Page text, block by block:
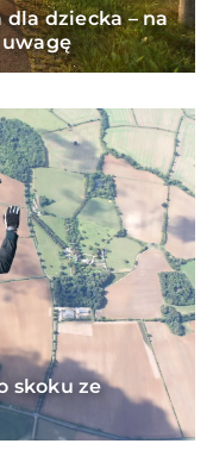
dziecka – na
skoku ze